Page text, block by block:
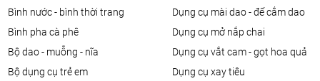
bình nước - bình thời trang
bình pha cà phê
bộ dao - muỗng - nĩa
bộ dụng cụ trẻ em
dụng cụ mài dao - đế cắm dao
dụng cụ mở nắp chai
dụng cụ vắt cam - gọt hoa quả
dụng cụ xay tiêu